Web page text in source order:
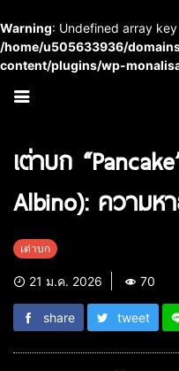
Warning: Undefined array
/home/u505633936/
content/plugins/wp-
เต่าบก
Albino): ความห
เต่าบก
21 ม.ค. 2026 70
share tweet